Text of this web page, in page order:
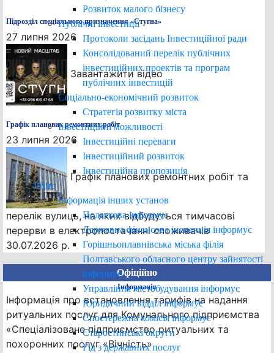
Розвиток малого бізнесу
Публічні інвестиції
Протоколи засідань Інвестиційної ради
Консолідований перелік публічних
інвестиційних проектів та програм
публічних інвестицій
Соціально-економічний розвиток
Стратегія розвитку міста
Інвестиційні можливості
Інвестиційні переваги
Інвестиційний розвиток
Інвестиційна пропозиція
Різне
Інформація інших установ
Податкова інформує
Державна фінансова інспекція інформує
Горішньоплавнівська міська філія
Полтавського обласного центру зайнятості
інформує
Управління містобудування інформує
Юридичний відділ інформує
Спостережна комісія інформує
Старостинські округи
Гід з державних послуг
Підрозділ спеціального призначення «Стугна»
27 липня 2026
Завантажити відео
Графік планових ремонтних робіт
23 липня 2026
Графік планових ремонтних робіт та
перелік вулиць, на яких відбудуться тимчасові
перерви в електропостачанні споживачів
30.07.2026 р.
Офіційно
Інформація
Інформація про встановлення тарифів на надання
ритуальних послуг для Комунального підприємства
«Спеціалізоване підприємство ритуальних та
похоронних послуг «Вічність»